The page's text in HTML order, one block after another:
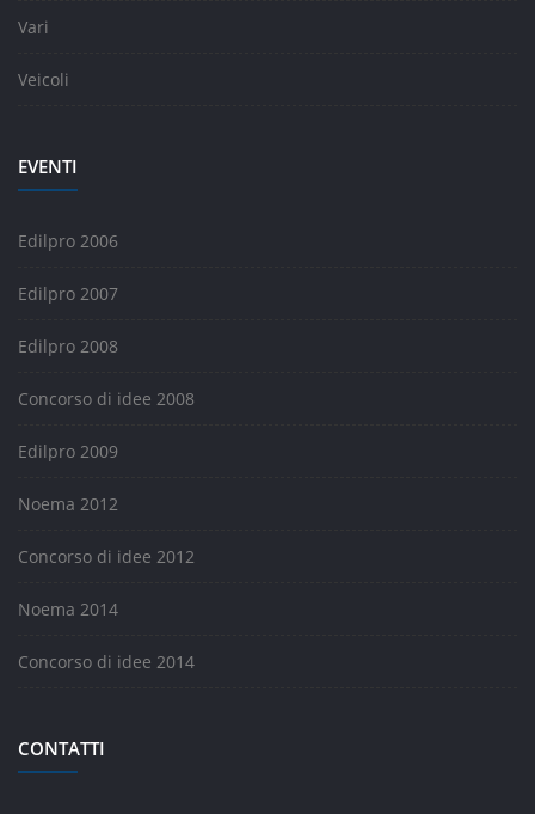
Vari
Veicoli
EVENTI
Edilpro 2006
Edilpro 2007
Edilpro 2008
Concorso di idee 2008
Edilpro 2009
Noema 2012
Concorso di idee 2012
Noema 2014
Concorso di idee 2014
CONTATTI